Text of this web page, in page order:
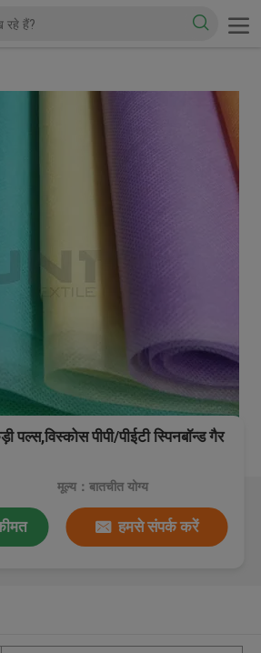
पल्स,विस्कोस पीपी/पीईटी स्पिनबॉन्ड गैर
मूल्य：बातचीत योग्य
हमसे संपर्क करें